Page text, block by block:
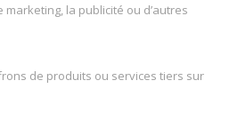
marketing, la publicité ou d’autres
de produits ou services tiers sur